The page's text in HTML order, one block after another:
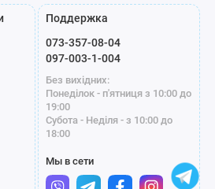
Поддержка
073-357-08-04
097-003-1-004
Без вихідних:
Понеділок - п'ятниця з 10:00 до
19:00
Субота - Неділя - з 10:00 до
18:00
Мы в сети